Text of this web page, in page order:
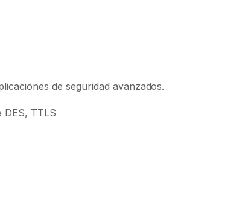
de seguridad avanzados.
DES, TTLS